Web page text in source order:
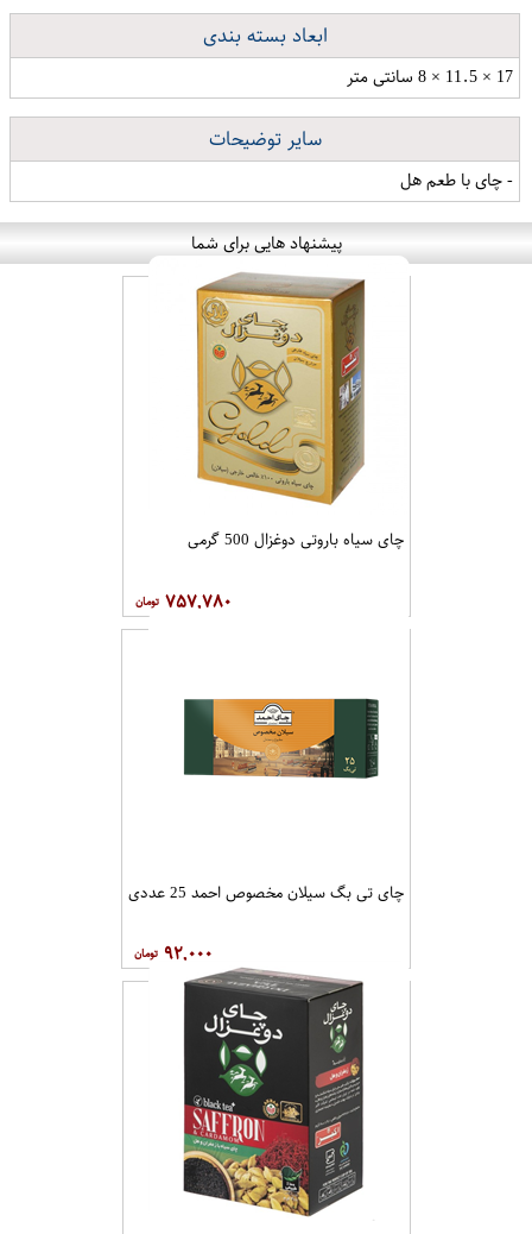
ابعاد بسته بندی
17 × 11.5 × 8 سانتی متر
سایر توضیحات
- چای با طعم هل
پیشنهاد هایی برای شما
چای سیاه باروتی دوغزال 500 گرمی
۷۵۷,۷۸۰
چای تی بگ سیلان مخصوص احمد 25 عددی
۹۲,۰۰۰